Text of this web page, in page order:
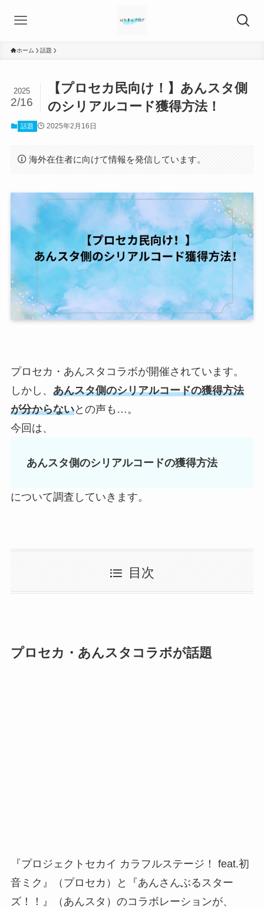
ホーム 話題
【プロセカ民向け！】あんスタ側
のシリアルコード獲得方法！
2025
2/16
話題 2025年2月16日
海外在住者に向けて情報を発信しています。
プロセカ・あんスタコラボが開催されています。
しかし、 あんスタ側のシリアルコードの獲得方法
が分からないとの声も…。
今回は、
あんスタ側のシリアルコードの獲得方法
について調査していきます。
目次
プロセカ・あんスタコラボが話題
『プロジェクトセカイ カラフルステージ！ feat.初
音ミク』（プロセカ）と『あんさんぶるスター
ズ！！』（あんスタ）のコラボレーションが、